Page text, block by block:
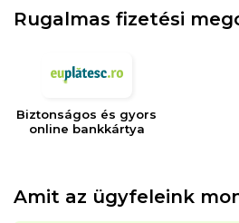
Rugalmas fizetési
Biztonságos és gyors
online bankkártya
Amit az ügyfeleink